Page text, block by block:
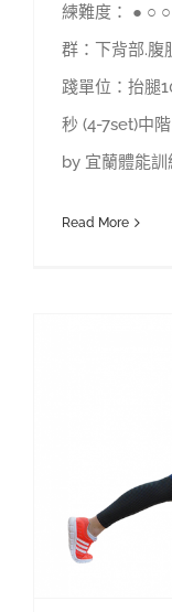
練難度： ● ○
群：下背部.腹
踐單位：抬
秒 (4-7set)
by 宜蘭體能
Read More